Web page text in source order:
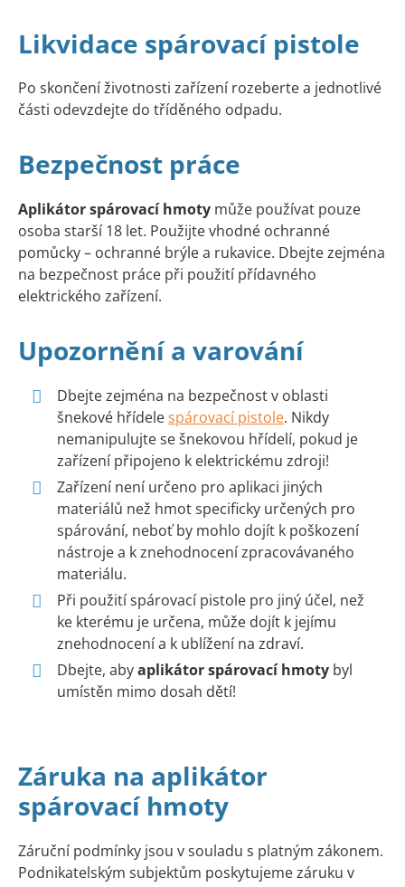
Likvidace spárovací pistole
Po skončení životnosti zařízení rozeberte a jednotlivé
části odevzdejte do tříděného odpadu.
Bezpečnost práce
Aplikátor spárovací hmoty může používat pouze
osoba starší 18 let. Použijte vhodné ochranné
pomůcky – ochranné brýle a rukavice. Dbejte zejména
na bezpečnost práce při použití přídavného
elektrického zařízení.
Upozornění a varování
Dbejte zejména na bezpečnost v oblasti
šnekové hřídelespárovací pistole. Nikdy
nemanipulujte se šnekovou hřídelí, pokud je
zařízení připojeno k elektrickému zdroji!
Zařízení není určeno pro aplikaci jiných
materiálů než hmot specificky určených pro
spárování, neboť by mohlo dojít k poškození
nástroje a k znehodnocení zpracovávaného
materiálu.
Při použití spárovací pistole pro jiný účel, než
ke kterému je určena, může dojít k jejímu
znehodnocení a k ublížení na zdraví.
Dbejte, abyaplikátor spárovací hmoty byl
umístěn mimo dosah dětí!
Záruka na aplikátor
spárovací hmoty
Záruční podmínky jsou v souladu s platným zákonem.
Podnikatelským subjektům poskytujeme záruku v